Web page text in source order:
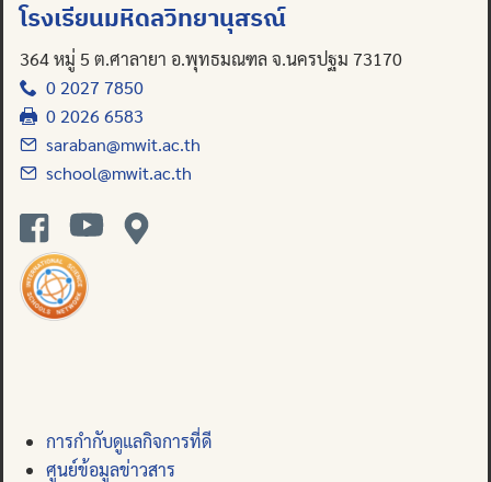
Search
โรงเรียนมหิดลวิทยานุสรณ์
364 หมู่ 5 ต.ศาลายา อ.พุทธมณฑล จ.นครปฐม 73170
0 2027 7850
0 2026 6583
saraban@mwit.ac.th
school@mwit.ac.th
การกำกับดูแลกิจการที่ดี
ศูนย์ข้อมูลข่าวสาร